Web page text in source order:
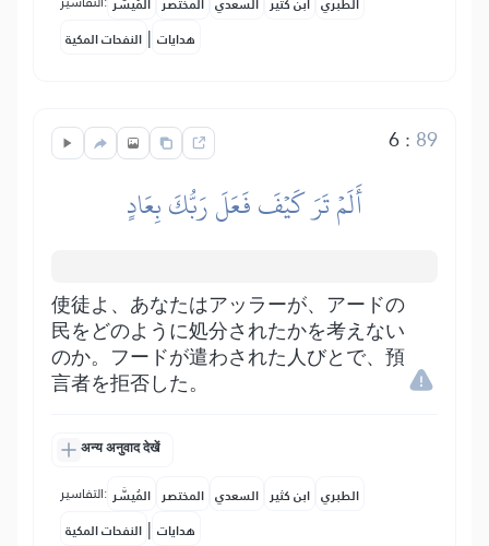
النفحات المكية | هدايات
6: 89
أَلَمۡ تَرَ كَيۡفَ فَعَلَ رَبُّكَ بِعَادٍ
使徒よ、あなたはアッラーが、アードの
民をどのように処分されたかを考えない
のか。フードが遣わされた人びとで、預
言者を拒否した。
अन्य अनुवाद देखें
التفاسير: المُيسَّر المختصر السعدي ابن كثير الطبري
النفحات المكية | هدايات